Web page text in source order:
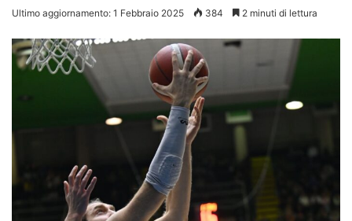
Ultimo aggiornamento: 1 Febbraio 2025 384 2 minuti di lettura